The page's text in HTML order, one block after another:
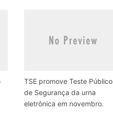
TSE promove Teste Público
de Segurança da urna
eletrônica em novembro.